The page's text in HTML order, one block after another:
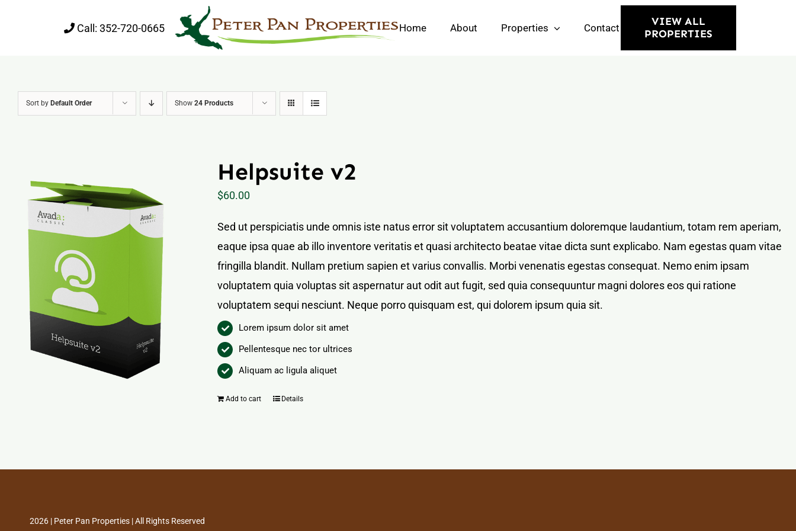
Call: 352-720-0665 Home About Properties Contact
VIEW ALL
PROPERTIES
Sort by Default Order Show 24 Products
Helpsuite v2
$60.00
Sed ut perspiciatis unde omnis iste natus error sit voluptatem accusantium doloremque laudantium, totam rem aperiam,
eaque ipsa quae ab illo inventore veritatis et quasi architecto beatae vitae dicta sunt explicabo. Nam egestas quam vitae
fringilla blandit. Nullam pretium sapien et varius convallis. Morbi venenatis egestas consequat. Nemo enim ipsam
voluptatem quia voluptas sit aspernatur aut odit aut fugit, sed quia consequuntur magni dolores eos qui ratione
voluptatem sequi nesciunt. Neque porro quisquam est, qui dolorem ipsum quia sit.
Lorem ipsum dolor sit amet
Pellentesque nec tor ultrices
Aliquam ac ligula aliquet
Add to cart Details
2026 | Peter Pan Properties | All Rights Reserved